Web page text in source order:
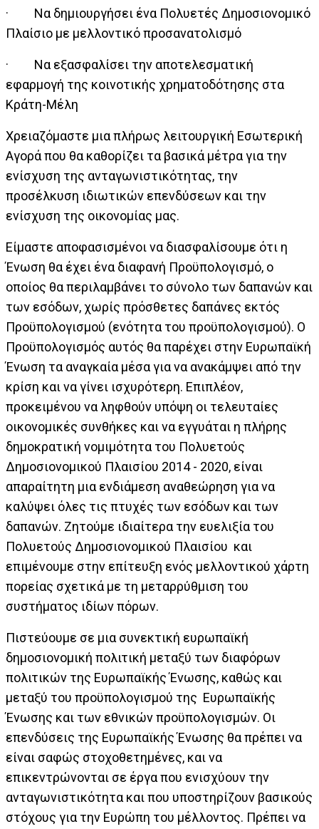
· Να δημιουργήσει ένα Πολυετές Δημοσιονομικό
Πλαίσιο με μελλοντικό προσανατολισμό
· Να εξασφαλίσει την αποτελεσματική
εφαρμογή της κοινοτικής χρηματοδότησης στα
Κράτη-Μέλη
Χρειαζόμαστε μια πλήρως λειτουργική Εσωτερική
Αγορά που θα καθορίζει τα βασικά μέτρα για την
ενίσχυση της ανταγωνιστικότητας, την
προσέλκυση ιδιωτικών επενδύσεων και την
ενίσχυση της οικονομίας μας.
Είμαστε αποφασισμένοι να διασφαλίσουμε ότι η
Ένωση θα έχει ένα διαφανή Προϋπολογισμό, ο
οποίος θα περιλαμβάνει το σύνολο των δαπανών και
των εσόδων, χωρίς πρόσθετες δαπάνες εκτός
Προϋπολογισμού (ενότητα του προϋπολογισμού). Ο
Προϋπολογισμός αυτός θα παρέχει στην Ευρωπαϊκή
Ένωση τα αναγκαία μέσα για να ανακάμψει από την
κρίση και να γίνει ισχυρότερη. Επιπλέον,
προκειμένου να ληφθούν υπόψη οι τελευταίες
οικονομικές συνθήκες και να εγγυάται η πλήρης
δημοκρατική νομιμότητα του Πολυετούς
Δημοσιονομικού Πλαισίου 2014 - 2020, είναι
απαραίτητη μια ενδιάμεση αναθεώρηση για να
καλύψει όλες τις πτυχές των εσόδων και των
δαπανών. Ζητούμε ιδιαίτερα την ευελιξία του
Πολυετούς Δημοσιονομικού Πλαισίου και
επιμένουμε στην επίτευξη ενός μελλοντικού χάρτη
πορείας σχετικά με τη μεταρρύθμιση του
συστήματος ιδίων πόρων.
Πιστεύουμε σε μια συνεκτική ευρωπαϊκή
δημοσιονομική πολιτική μεταξύ των διαφόρων
πολιτικών της Ευρωπαϊκής Ένωσης, καθώς και
μεταξύ του προϋπολογισμού της Ευρωπαϊκής
Ένωσης και των εθνικών προϋπολογισμών. Οι
επενδύσεις της Ευρωπαϊκής Ένωσης θα πρέπει να
είναι σαφώς στοχοθετημένες, και να
επικεντρώνονται σε έργα που ενισχύουν την
ανταγωνιστικότητα και που υποστηρίζουν βασικούς
στόχους για την Ευρώπη του μέλλοντος. Πρέπει να